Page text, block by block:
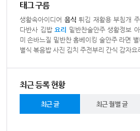
태그 구름
생활속아이디어 음식 튀김 재활용 부침개
다반사 김밥 요리 밑반찬술안주 생활정보
미 손바느질 밑반찬 홈베이킹 술안주 라면 별
별식 볶음밥 사진 김치 주전부리 간식 감자요
최근 등록 현황
최근 글 최근 월별 글